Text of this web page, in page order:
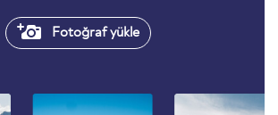
Fotoğraf yükle